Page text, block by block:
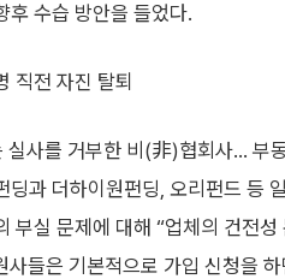
후 수습 방안을 들었다.
직전 자진 탈퇴
사를 거부한 비(非)협회사… 부
딩과 더하이원펀딩, 오리펀드 등
부실 문제에 대해 “업체의 건전
사들은 기본적으로 가입 신청을